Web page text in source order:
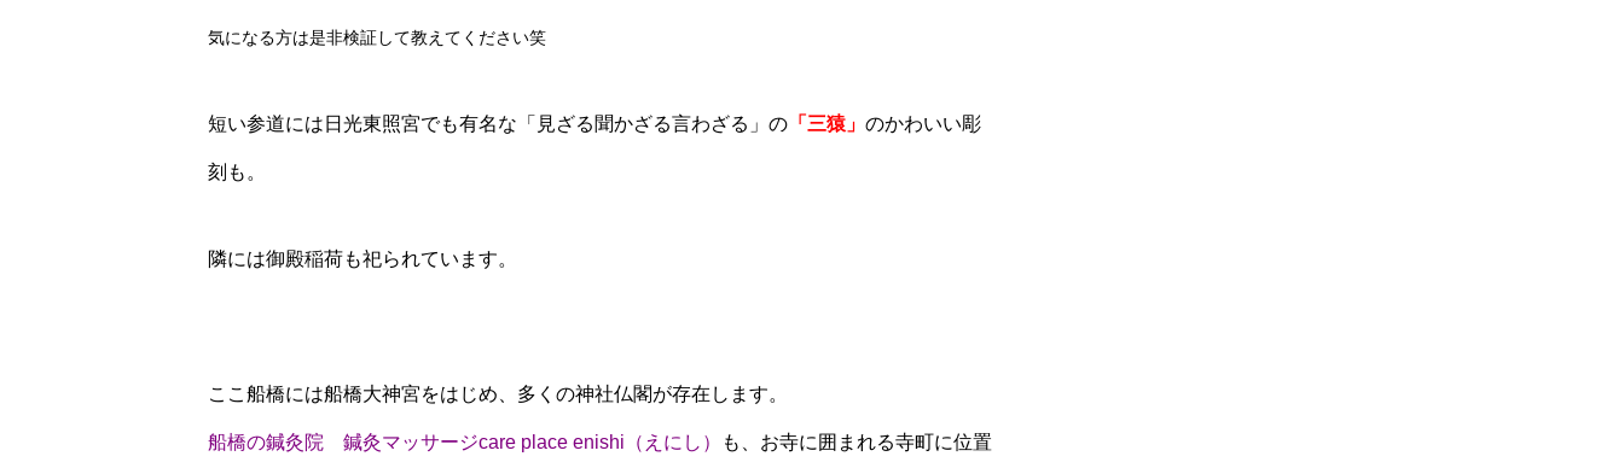
気になる方は是非検証して教えてください笑
短い参道には日光東照宮でも有名な「見ざる聞かざる言わざる」の 「三猿」 のかわいい彫
刻も。
隣には御殿稲荷も祀られています。
ここ船橋には船橋大神宮をはじめ、多くの神社仏閣が存在します。
船橋の鍼灸院 鍼灸マッサージcare place enishi（えにし） も、お寺に囲まれる寺町に位置